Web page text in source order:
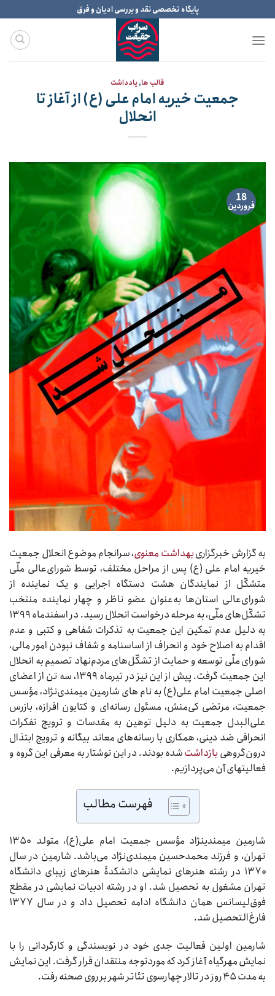
to
content
پایگاه تخصصی نقد و بررسی ادیان و فرق
قالب ها,یادداشت
جمعیت خیریه امام علی (ع) از آغاز تا
انحلال
18
فروردین
به گزارش خبرگزاریبهداشت معنوی، سرانجام موضوع انحلال جمعیت
خیریه امام علی (ع) پس از مراحل مختلف، توسط شورای‌عالی ملّی
متشکّل از نمایندگان هشت دستگاه اجرایی و یک نماینده از
شورای‌عالی استان‌ها به‌عنوان عضو ناظر و چهار نماینده منتخب
تشکّل‌های ملّی، به مرحله درخواست انحلال رسید. در اسفندماه ۱۳۹۹
به دلیل عدم تمکین این جمعیت به تذکرات شفاهی و کتبی و عدم
اقدام به اصلاح خود و انحراف از اساسنامه و شفاف نبودن امور مالی،
شورای ملّی توسعه و حمایت از تشکّل‌های مردم‌نهاد تصمیم به انحلال
این جمعیت گرفت. پیش از این نیز در تیرماه ۱۳۹۹، سه تن از اعضای
اصلی جمعیت امام علی(ع) به نام ‏های شارمین میمندی‌نژاد، مؤسس
جمعیت، مرتضی کی‌منش، مسئول رسانه‌ای و کتایون افرازه، بازرس
علی‌البدل جمعیت به دلیل توهین به مقدسات و ترویج تفکرات
انحرافی ضد دینی، همکاری با رسانه‌های معاند بیگانه و ترویج ابتذال
درون‌گروهی بازداشتشده بودند. در این نوشتار به معرفی این گروه و
فعالیت‏های آن می‌پردازیم.
فهرست مطالب
شارمین میمندی‏نژاد مؤسس جمعیت امام علی(ع)، متولد ۱۳۵۰
تهران، و فرزند محمدحسین میمندی‌نژاد می‌باشد. شارمین در سال
۱۳۷۰ در رشته هنرهای نمایشی دانشکدۀ هنرهای زیبای دانشگاه
تهران مشغول به تحصیل شد. او در رشته ادبیات نمایشی در مقطع
فوق‌لیسانس همان دانشگاه ادامه تحصیل داد و در سال ۱۳۷۷
فارغ‌التحصیل شد.
شارمین اولین فعالیت جدی خود در نویسندگی و کارگردانی را با
نمایش مهرگیاه آغاز کرد که موردتوجه منتقدان قرار گرفت. این نمایش
به مدت ۴۵ روز در تالار چهارسوی تئاتر شهر بر روی صحنه رفت.